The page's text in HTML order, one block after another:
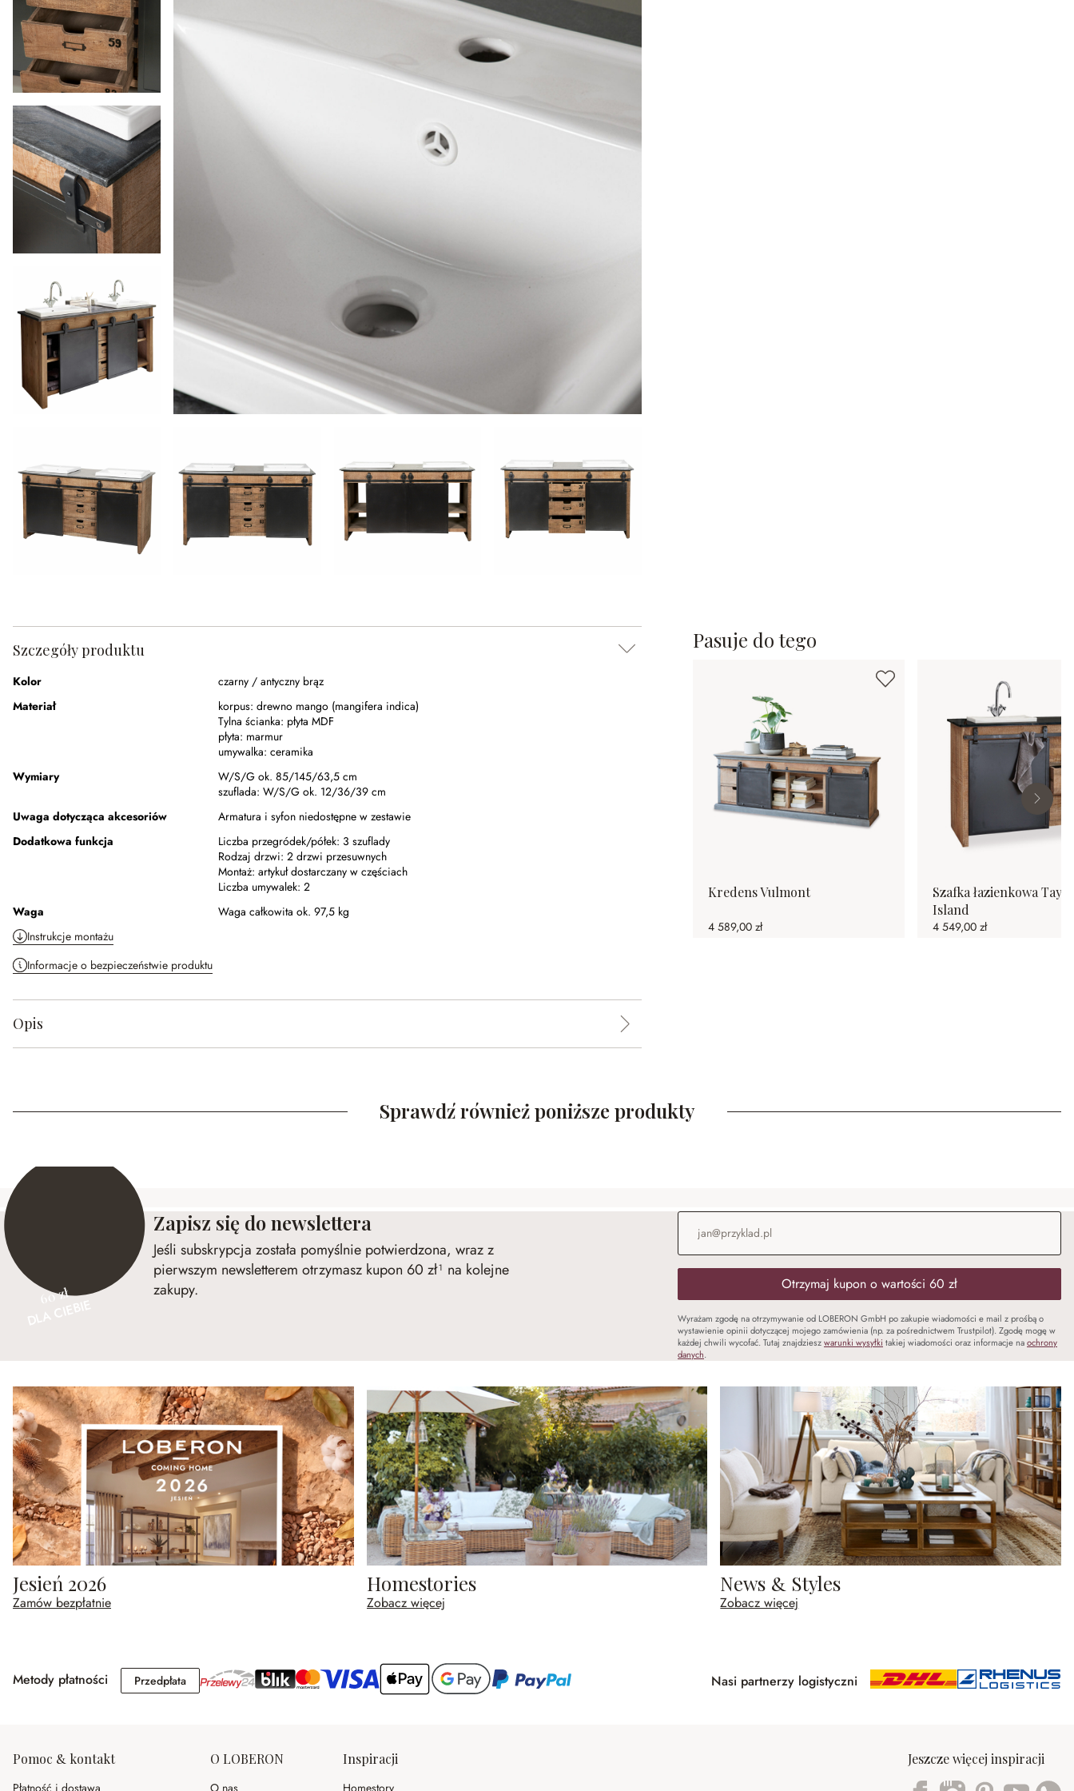
Szczegóły produktu
Kolor
czarny / antyczny brąz
Materiał
korpus: drewno mango (mangifera indica)
Tylna ścianka: płyta MDF
płyta: marmur
umywalka: ceramika
Wymiary
W/S/G ok. 85/145/63,5 cm
szuflada: W/S/G ok. 12/36/39 cm
Uwaga dotycząca akcesoriów
Armatura i syfon niedostępne w zestawie
Dodatkowa funkcja
Liczba przegródek/półek: 3 szuflady
Rodzaj drzwi: 2 drzwi przesuwnych
Montaż: artykuł dostarczany w częściach
Liczba umywalek: 2
Waga
Waga całkowita ok. 97,5 kg
Instrukcje montażu
Informacje o bezpieczeństwie produktu
Opis
Pasuje do tego
Kredens Vulmont
4 589,00 zł
Szafka łazienkowa
Island
4 549,00 zł
Sprawdź również poniższe produkty
60 zł
Zapisz się do newslettera
Jeśli subskrypcja została pomyślnie potwierdzona, wraz z
pierwszym newsletterem otrzymasz kupon 60 zł¹ na kolejne
zakupy.
Adres e-mail*
Otrzymaj kupon o wartości 60 zł
Wyrażam zgodę na otrzymywanie od LOBERON GmbH po zakupie wiadomości e mail z prośbą o
wystawienie opinii dotyczącej mojego zamówienia (np. za pośrednictwem Trustpilot). Zgodę mogę w
każdej chwili wycofać. Tutaj znajdzieszwarunki wysyłki takiej wiadomości oraz informacje naochrony
danych.
Jesień 2026
Zamów bezpłatnie
Homestories
Zobacz więcej
News & Styles
Zobacz więcej
Metody płatności PrzedpłataPrzedpłata Nasi partnerzy logistyczni
Pomoc & kontakt O LOBERON Inspiracji Jeszcze więcej inspiracji